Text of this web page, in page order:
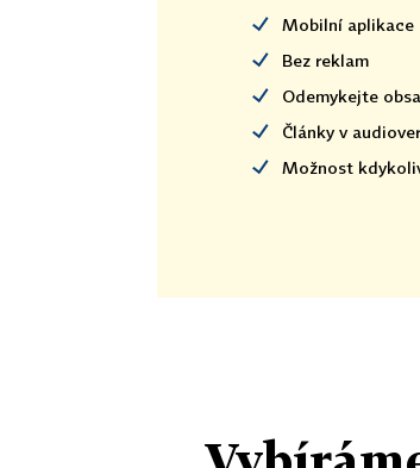
Mobilní aplikace
Bez reklam
Odemykejte
Články v
Možnost